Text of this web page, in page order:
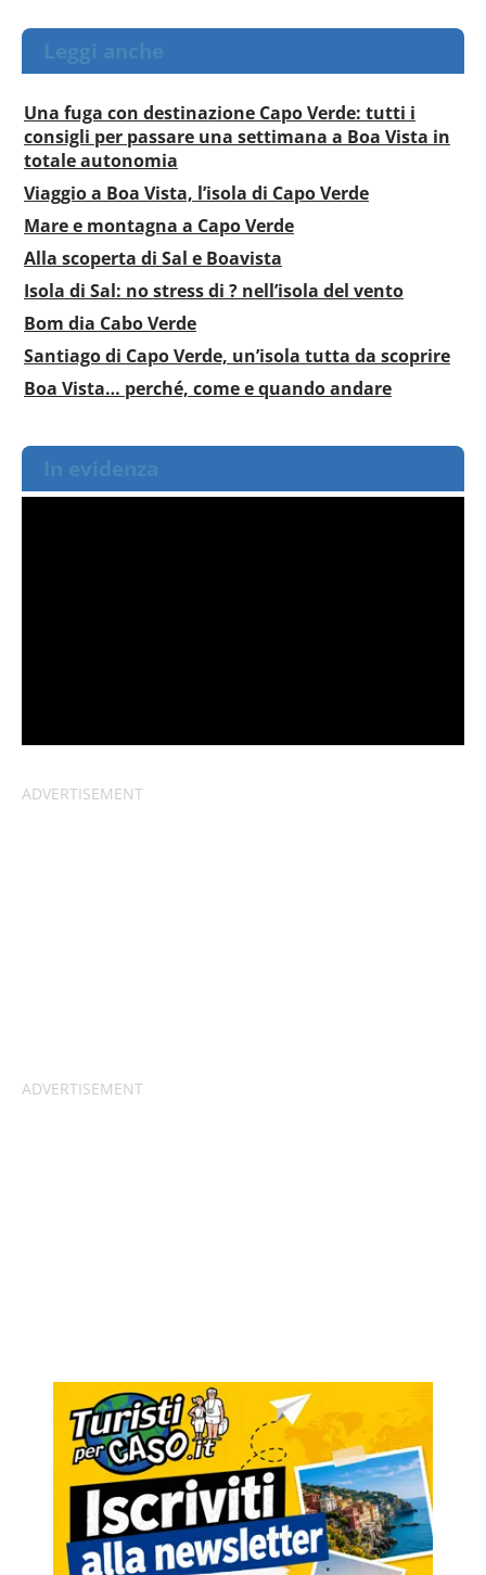
Leggi anche
Una fuga con destinazione Capo Verde: tutti i
consigli per passare una settimana a Boa Vista in
totale autonomia
Viaggio a Boa Vista, l’isola di Capo Verde
Mare e montagna a Capo Verde
Alla scoperta di Sal e Boavista
Isola di Sal: no stress di ? nell’isola del vento
Bom dia Cabo Verde
Santiago di Capo Verde, un’isola tutta da scoprire
Boa Vista… perché, come e quando andare
In evidenza